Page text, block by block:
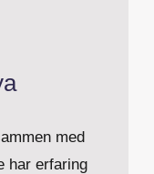
med
har erfaring